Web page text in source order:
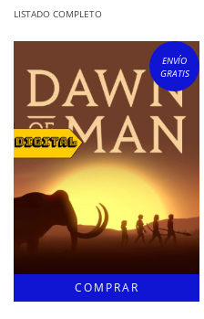
LISTADO COMPLETO
ENVÍO
GRATIS